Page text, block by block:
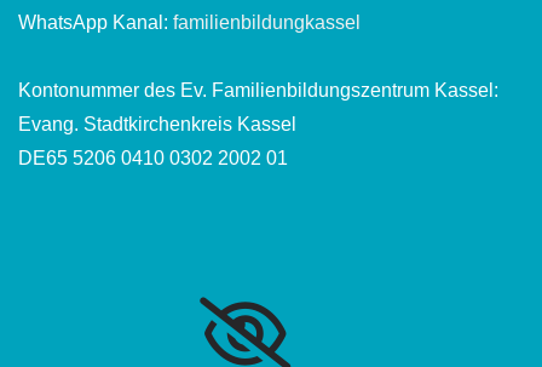
WhatsApp Kanal: familienbildungkassel
Kontonummer des Ev. Familienbildungszentrum Kassel:
Evang. Stadtkirchenkreis Kassel
DE65 5206 0410 0302 2002 01